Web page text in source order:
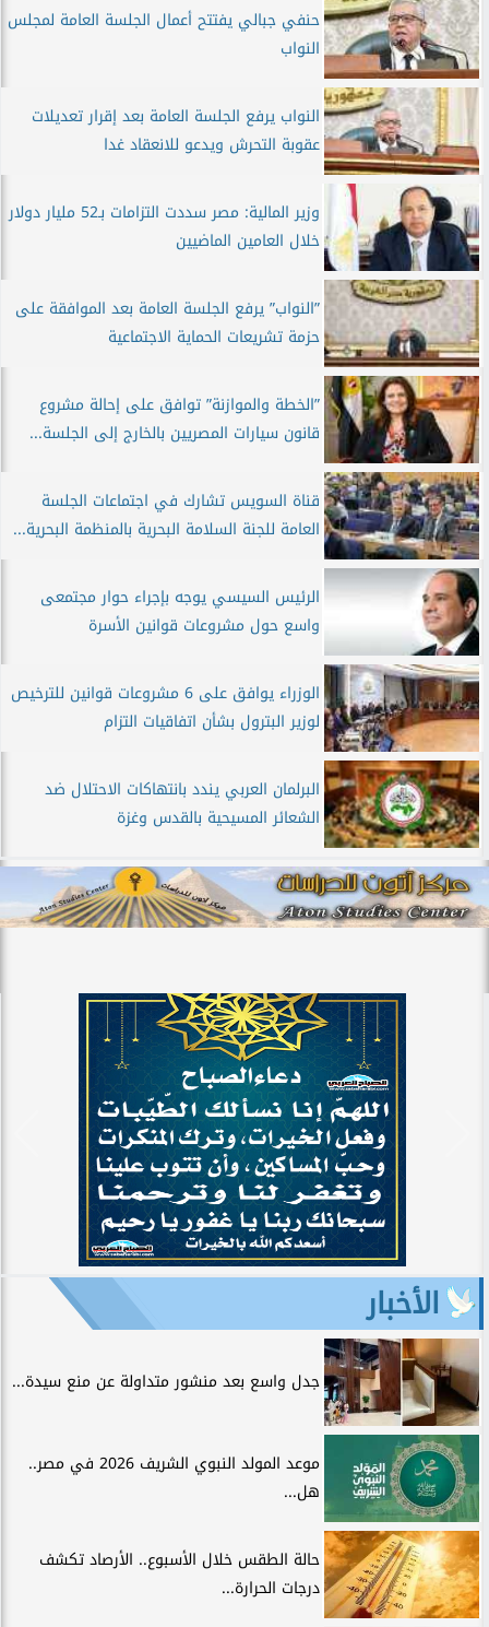
حنفي جبالي يفتتح أعمال الجلسة العامة لمجلس
النواب
النواب يرفع الجلسة العامة بعد إقرار تعديلات
عقوبة التحرش ويدعو للانعقاد غدا
وزير المالية: مصر سددت التزامات بـ52 مليار دولار
خلال العامين الماضيين
”النواب” يرفع الجلسة العامة بعد الموافقة على
حزمة تشريعات الحماية الاجتماعية
”الخطة والموازنة” توافق على إحالة مشروع
قانون سيارات المصريين بالخارج إلى الجلسة...
قناة السويس تشارك في اجتماعات الجلسة
العامة للجنة السلامة البحرية بالمنظمة البحرية...
الرئيس السيسي يوجه بإجراء حوار مجتمعى
واسع حول مشروعات قوانين الأسرة
الوزراء يوافق على 6 مشروعات قوانين للترخيص
لوزير البترول بشأن اتفاقيات التزام
البرلمان العربي يندد بانتهاكات الاحتلال ضد
الشعائر المسيحية بالقدس وغزة
الأخبار
جدل واسع بعد منشور متداولة عن منع سيدة...
موعد المولد النبوي الشريف 2026 في مصر..
هل...
حالة الطقس خلال الأسبوع.. الأرصاد تكشف
درجات الحرارة...